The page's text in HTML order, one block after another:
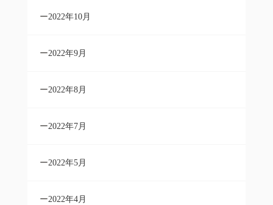
2022年10月
2022年9月
2022年8月
2022年7月
2022年5月
2022年4月